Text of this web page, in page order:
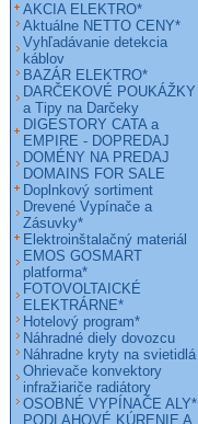
AKCIA ELEKTRO*
Aktuálne NETTO CENY*
Vyhľadávanie detekcia
káblov
BAZÁR ELEKTRO*
DARČEKOVÉ POUKÁŽKY
a Tipy na Darčeky
DIGESTORY CATA a
EMPIRE - DOPREDAJ
DOMÉNY NA PREDAJ
DOMAINS FOR SALE
Doplnkový sortiment
Drevené Vypínače a
Zásuvky*
Elektroinštalačný materiál
EMOS GOSMART
platforma*
FOTOVOLTAICKÉ
ELEKTRÁRNE*
Hotelový program*
Náhradné diely dovozcu
Náhradne kryty na svietidlá
Ohrievače konvektory
infražiariče radiátory
OSOBNÉ VYPÍNAČE ALY*
PODLAHOVÉ KÚRENIE A